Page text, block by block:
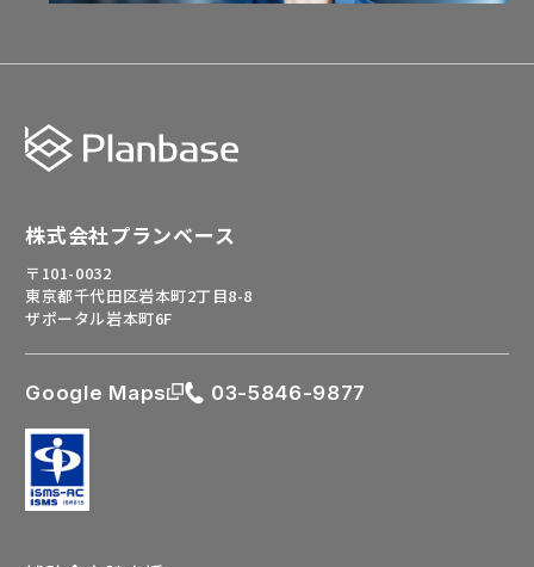
株式会社プランベース
〒101-0032
東京都千代田区岩本町2丁目8-8
ザポータル岩本町6F
Google Maps 03-5846-9877